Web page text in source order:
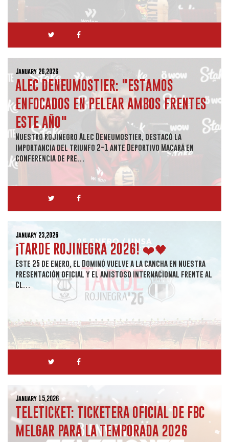
January 26,2026
ALEC DENEUMOSTIER: "ESTAMOS
ENFOCADOS EN PELEAR AMBOS FRENTES
ESTE AÑO"
Nuestro rojinegro Alec Deneumostier, destacó la
importancia del triunfo 2-1 ante Deportivo Macará en
conferencia de pre…
January 23,2026
¡TARDE ROJINEGRA 2026! ❤️🖤
Este 25 de enero, el Dominó vuelve a la cancha en nuestra
presentación oficial y el amistoso internacional frente al
Cl…
January 15,2026
TELETICKET: TICKETERA OFICIAL DE FBC
MELGAR PARA LA TEMPORADA 2026